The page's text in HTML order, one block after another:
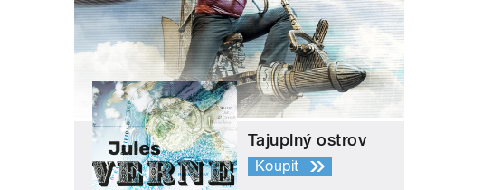
Tajuplný ostrov
Koupit